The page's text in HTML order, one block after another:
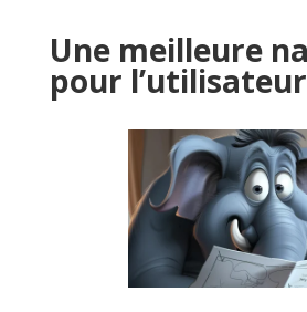
Une meilleure
pour